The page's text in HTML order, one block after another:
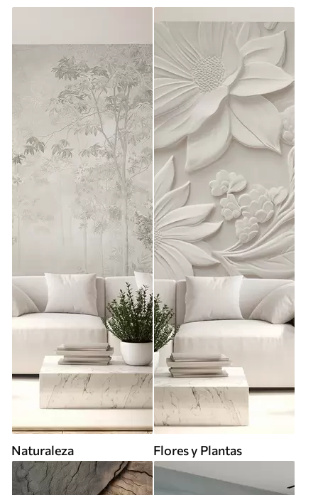
Naturaleza Flores y Plantas